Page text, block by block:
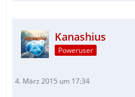
Kanashius
Poweruser
4. März 2015 um 17:34